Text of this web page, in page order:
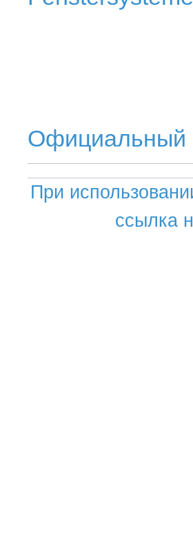
Официальный
При
ссылка